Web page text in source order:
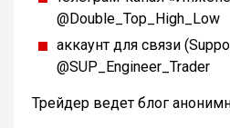
@Double_Top_High_Low
аккаунт для связи
@SUP_Engineer_Trader
Трейдер ведет блог